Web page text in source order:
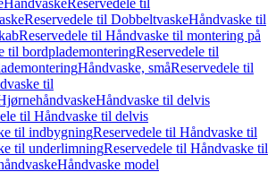
HåndvaskeReservedele til
Reservedele til DobbeltvaskeHåndvaske til
Reservedele til Håndvaske til montering på
til bordplademonteringReservedele til
Håndvaske, småReservedele til
til
Håndvaske til delvis
til Håndvaske til delvis
til indbygningReservedele til Håndvaske til
til underlimningReservedele til Håndvaske til
Håndvaske model